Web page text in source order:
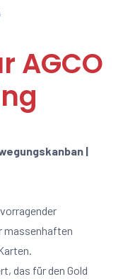
AGCO
|
massenhaften
das für den Gold